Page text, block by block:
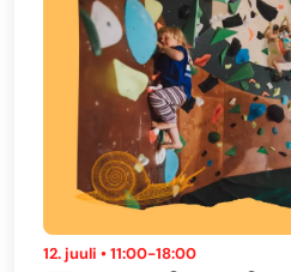
12. juuli • 11:00-18:00